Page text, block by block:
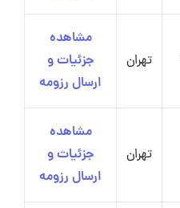
تهران
مشاهده
جزئیات و
ارسال رزومه
تهران
مشاهده
جزئیات و
ارسال رزومه